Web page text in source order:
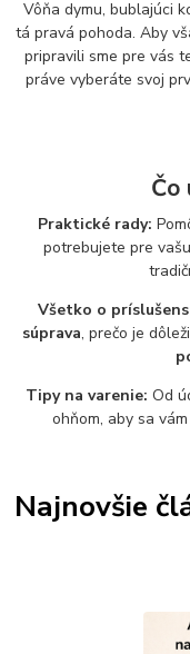
Vôňa dymu, bublajúci
tá pravá pohoda. Aby
pripravili sme pre vás
práve vyberáte svoj
Čo
Praktické rady:
potrebujete pre
Všetko o
súprava, prečo je
Tipy na varenie: Od
ohňom, aby sa
Najnovšie